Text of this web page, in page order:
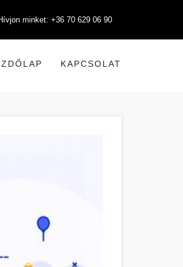
minket: +36 70 629 06 90
KAPCSOLAT